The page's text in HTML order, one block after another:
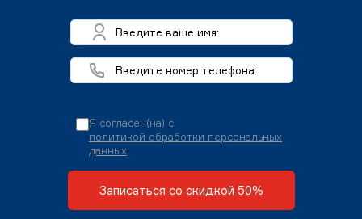
Я согласен(на) с
политикой обработки персональных
данных
Записаться со скидкой 50%